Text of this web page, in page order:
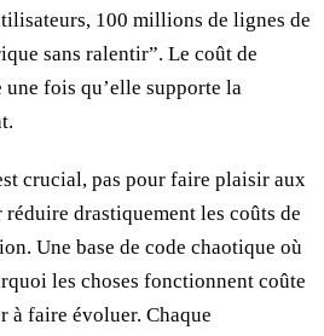
100 millions de lignes de
sans ralentir”. Le coût de
fois qu’elle supporte la
crucial, pas pour faire plaisir aux
drastiquement les coûts de
Une base de code chaotique où
les choses fonctionnent coûte
à faire évoluer. Chaque